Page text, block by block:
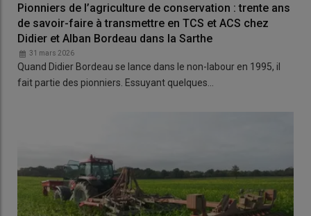
Pionniers de l’agriculture de conservation : trente ans
de savoir-faire à transmettre en TCS et ACS chez
Didier et Alban Bordeau dans la Sarthe
31 mars 2026
Quand Didier Bordeau se lance dans le non-labour en 1995, il
fait partie des pionniers. Essuyant quelques…